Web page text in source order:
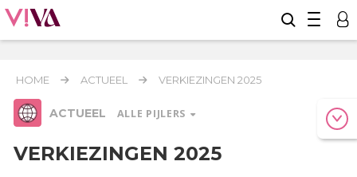
HOME ACTUEEL VERKIEZINGEN 2025
ACTUEEL ALLE PIJLERS
VERKIEZINGEN 2025